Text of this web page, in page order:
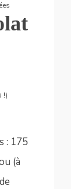
!)
: 175
(à